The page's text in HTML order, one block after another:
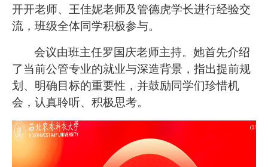
开开老师、王佳妮老师及管德虎学长进行经验交
流，班级全体同学积极参与。
会议由班主任罗国庆老师主持。她首先介绍
了当前公管专业的就业与深造背景，指出提前规
划、明确目标的重要性，并鼓励同学们珍惜机
会，认真聆听、积极思考。